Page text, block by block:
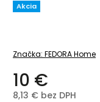
Akcia
Značka: FEDORA Home
10 €
8,13 € bez DPH